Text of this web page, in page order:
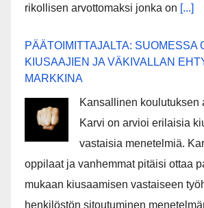
rikollisen arvottomaksi jonka on [...]
PÄÄTOIMITTAJALTA: SUOMESSA
KIUSAAJIEN JA VÄKIVALLAN
MARKKINA
Kansallinen koulutuksen
Karvi on arvioi erilaisia
vastaisia menetelmiä.
oppilaat ja vanhemmat pitäisi ottaa
mukaan kiusaamisen vastaiseen
henkilöstön sitoutuminen